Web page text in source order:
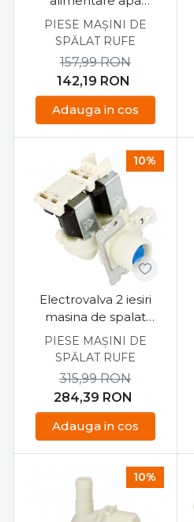
masina de spalat
Whirlpool AWS61012
PIESE MAȘINI DE
SPĂLAT RUFE
142,19 RON
157,99RON
Adauga in cos
10%
Electrovalva 2 iesiri
masina de spalat
Whirlpool
481073073171
PIESE MAȘINI DE
SPĂLAT RUFE
284,39 RON
315,99RON
Adauga in cos
10%